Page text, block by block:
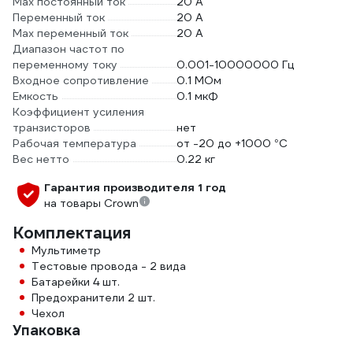
Переменный ток
20 А
Max переменный ток
20 А
Диапазон частот по
переменному току
0.001-10000000 Гц
Входное сопротивление
0.1 МОм
Емкость
0.1 мкФ
Коэффициент усиления
транзисторов
нет
Рабочая температура
от -20 до +1000 °С
Вес нетто
0.22 кг
Гарантия производителя 1 год
на товары Crown
Комплектация
Мультиметр
Тестовые провода - 2 вида
Батарейки 4 шт.
Предохранители 2 шт.
Чехол
Упаковка